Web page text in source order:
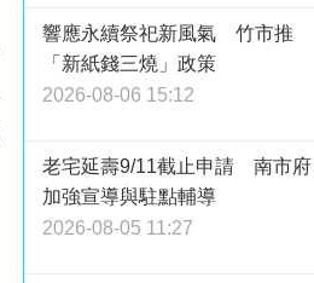
響應永續祭祀新風氣 竹市推
「新紙錢三燒」政策
2026-08-06 15:12
老宅延壽9/11截止申請 南市府
加強宣導與駐點輔導
2026-08-05 11:27